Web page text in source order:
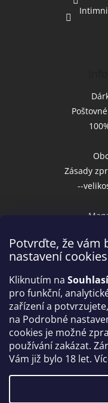
Potvrďte, že vám
nastavení cookies
Kliknutím na
pro funkční,
zařízení a
na Podrobné
cookies je možné
používání zakázat.
Vám již bylo 18 let.
Zásady
--